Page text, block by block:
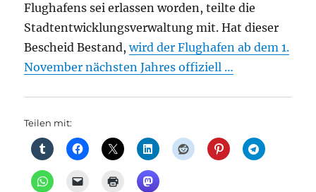
Flughafens sei erlassen worden, teilte die
Stadtentwicklungsverwaltung mit. Hat dieser
Bescheid Bestand,wird der Flughafen ab dem 1.
November nächsten Jahres offiziell …
Teilen mit: